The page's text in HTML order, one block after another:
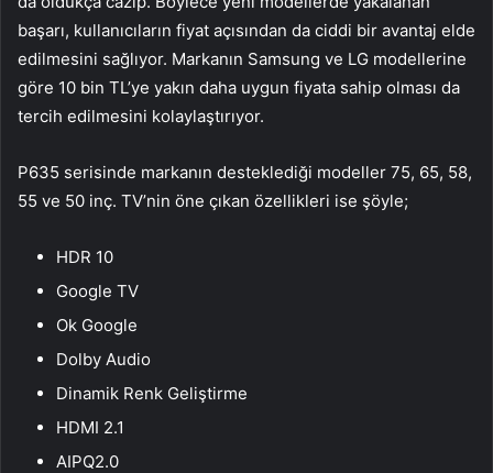
başarı, kullanıcıların fiyat açısından da ciddi bir avantaj elde
edilmesini sağlıyor. Markanın Samsung ve LG modellerine
göre 10 bin TL’ye yakın daha uygun fiyata sahip olması da
tercih edilmesini kolaylaştırıyor.
P635 serisinde markanın desteklediği modeller 75, 65, 58,
55 ve 50 inç. TV’nin öne çıkan özellikleri ise şöyle;
HDR 10
Google TV
Ok Google
Dolby Audio
Dinamik Renk Geliştirme
HDMI 2.1
AIPQ2.0